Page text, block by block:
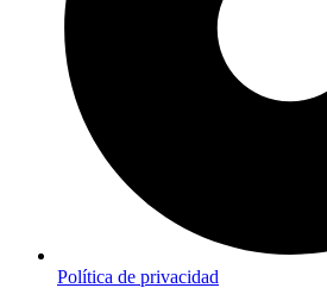
Política de privacidad